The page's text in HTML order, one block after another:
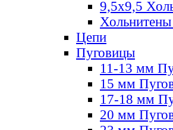
9,5х9,5
Хольнитены
Цепи
Пуговицы
11-13 мм
15 мм
17-18 мм
20 мм